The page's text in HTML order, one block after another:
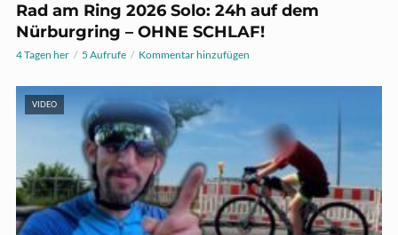
Rad am Ring 2026 Solo: 24h auf dem
Nürburgring – OHNE SCHLAF!
4 Tagen her 5 Aufrufe Kommentar hinzufügen
VIDEO